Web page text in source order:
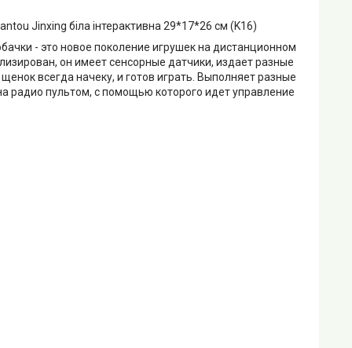
Jinxing біла інтерактивна 29*17*26 см (K16)
- это новое поколение игрушек на дистанционном
он имеет сенсорные датчики, издает разные
всегда начеку, и готов играть. Выполняет разные
радио пультом, с помощью которого идет управление